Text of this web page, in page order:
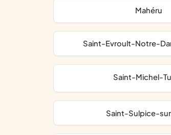
Mahéru
Saint-Evroult-Notre-
Saint-Michel-
Saint-Sulpice-